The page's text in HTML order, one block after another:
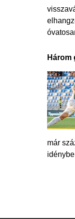
Három
már